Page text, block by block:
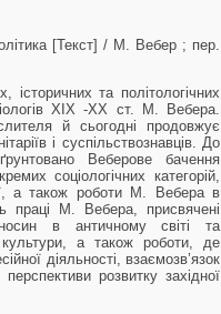
[Текст] / М. Вебер ; пер.
історичних та політологічних
XIX -XX ст. М. Вебера.
й сьогодні продовжує
і суспільствознав­ців. До
Веберове бачення
соціологічних категорій,
а також роботи М. Вебера в
праці М. Вебера, присвячені
в античному світі та
культури, а також роботи, де
діяльності, взаємозв’язок
роз­витку західної